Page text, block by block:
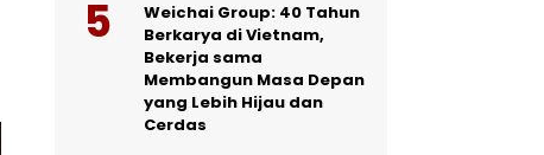
Weichai Group: 40 Tahun
Berkarya di Vietnam,
Bekerja sama
Membangun Masa Depan
yang Lebih Hijau dan
Cerdas